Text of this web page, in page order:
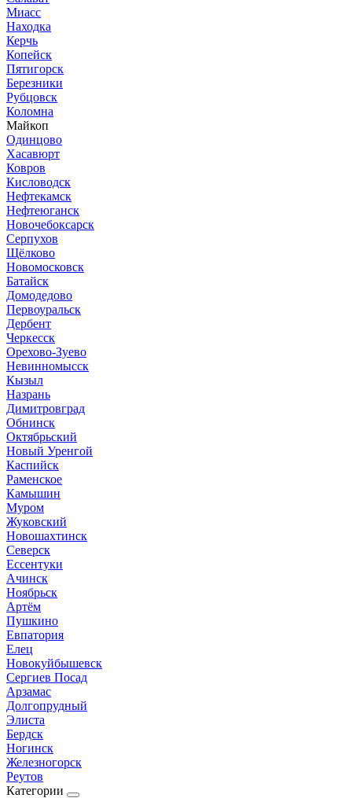
Миасс
Находка
Керчь
Копейск
Пятигорск
Березники
Рубцовск
Коломна
Майкоп
Одинцово
Хасавюрт
Ковров
Кисловодск
Нефтекамск
Нефтеюганск
Новочебоксарск
Серпухов
Щёлково
Новомосковск
Батайск
Домодедово
Первоуральск
Дербент
Черкесск
Орехово-Зуево
Невинномысск
Кызыл
Назрань
Димитровград
Обнинск
Октябрьский
Новый Уренгой
Каспийск
Раменское
Камышин
Муром
Жуковский
Новошахтинск
Северск
Ессентуки
Ачинск
Ноябрьск
Артём
Пушкино
Евпатория
Елец
Новокуйбышевск
Сергиев Посад
Арзамас
Долгопрудный
Элиста
Бердск
Ногинск
Железногорск
Реутов
Категории